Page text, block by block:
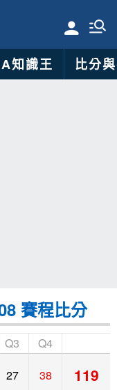
知識王 比分
賽程比分
Q3 Q4
27 38 119